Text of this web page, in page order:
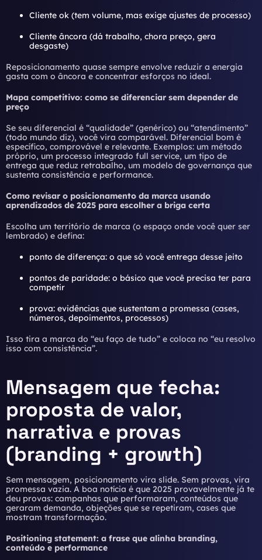
Cliente ok (tem volume, mas exige ajustes de processo)
Cliente âncora (dá trabalho, chora preço, gera
desgaste)
Reposicionamento quase sempre envolve reduzir a energia
gasta com o âncora e concentrar esforços no ideal.
Mapa competitivo: como se diferenciar sem depender de
preço
Se seu diferencial é “qualidade” (genérico) ou “atendimento”
(todo mundo diz), você vira comparável. Diferencial bom é
específico, comprovável e relevante. Exemplos: um método
próprio, um processo integrado full service, um tipo de
entrega que reduz retrabalho, um modelo de governança que
sustenta consistência e performance.
Como revisar o posicionamento da marca usando
aprendizados de 2025 para escolher a briga certa
Escolha um território de marca (o espaço onde você quer ser
lembrado) e defina:
ponto de diferença: o que só você entrega desse jeito
pontos de paridade: o básico que você precisa ter para
competir
prova: evidências que sustentam a promessa (cases,
números, depoimentos, processos)
Isso tira a marca do “eu faço de tudo” e coloca no “eu resolvo
isso com consistência”.
Mensagem que fecha:
proposta de valor,
narrativa e provas
(branding + growth)
Sem mensagem, posicionamento vira slide. Sem provas, vira
promessa vazia. A boa notícia é que 2025 provavelmente já te
deu provas: campanhas que performaram, conteúdos que
geraram demanda, objeções que se repetiram, cases que
mostram transformação.
Positioning statement: a frase que alinha branding,
conteúdo e performance